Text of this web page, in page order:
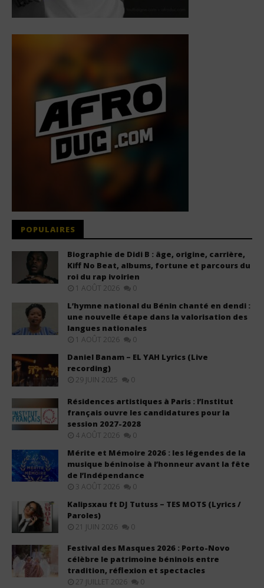
POPULAIRES
Biographie de Didi B : âge, origine, carrière,
Kiff No Beat, albums, fortune et parcours du
roi du rap ivoirien
1 AOÛT 2026 0
L’hymne national du Bénin chanté en dendi :
une nouvelle étape dans la valorisation des
langues nationales
1 AOÛT 2026 0
Daniel Banam – EL YAH Lyrics (Live
recording)
29 JUIN 2025 0
Résidences artistiques à Paris : l’Institut
français ouvre les candidatures pour la
session 2027-2028
4 AOÛT 2026 0
Mérite et Mémoire 2026 : les légendes de la
musique béninoise à l’honneur avant la fête
de l’Indépendance
3 AOÛT 2026 0
Kalipsxau ft DJ Tutuss – TES MOTS (Lyrics /
Paroles)
21 JUIN 2026 0
Festival des Masques 2026 : Porto-Novo
célèbre le patrimoine béninois entre
tradition, réflexion et spectacles
27 JUILLET 2026 0